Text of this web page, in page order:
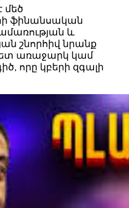
մեծ
ֆինանսական
և
շնորհիվ նրանք
առաջարկ կամ
որը կբերի զգալի